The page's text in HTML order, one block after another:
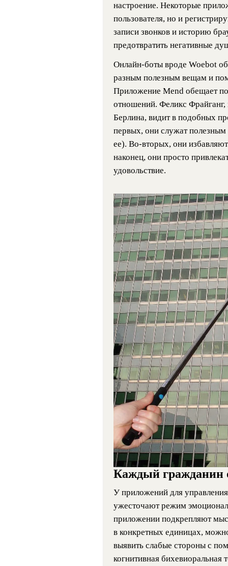
настроение. Некоторые
пользователя, но и
записи звонков и историю
предотвратить негативные
Онлайн-боты вроде Woebot
разным полезным вещам и
Приложение Mend обещает
отношений. Феликс Фрайганг,
Берлина, видит в подобных
первых, они служат
ее). Во-вторых, они
наконец, они просто
удовольствие.
Каждый гражданин
У приложений для
ужесточают режим
приложении подкрепляют
в конкретных единицах,
выявить слабые стороны с
когнитивная бихевиоральная